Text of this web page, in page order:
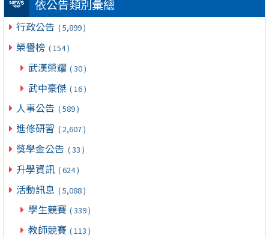
依公告類別彙總
行政公告 ( 5,899 )
榮譽榜 ( 154 )
武漢榮耀 ( 30 )
武中豪傑 ( 16 )
人事公告 ( 589 )
進修研習 ( 2,607 )
獎學金公告 ( 33 )
升學資訊 ( 624 )
活動訊息 ( 5,088 )
學生競賽 ( 339 )
教師競賽 ( 113 )